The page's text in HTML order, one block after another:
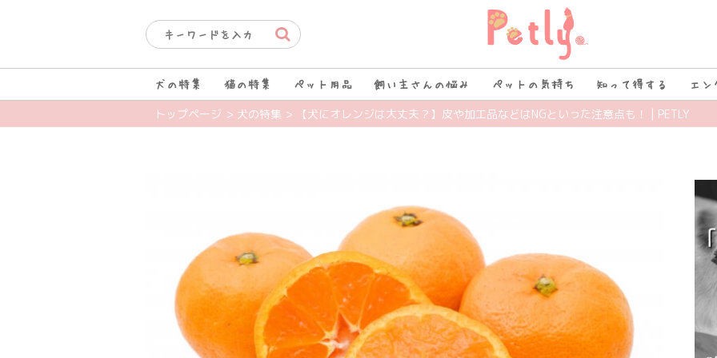
犬の特集 猫の特集 ペット用品 飼い主さんの悩み ペットの気持ち 知って得する エン
トップページ > 犬の特集 > 【犬にオレンジは大丈夫？】皮や加工品などはNGといった注意点も！ | PETLY